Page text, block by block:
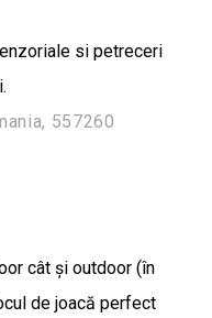
si petreceri
557260
cât și outdoor (în
de joacă perfect